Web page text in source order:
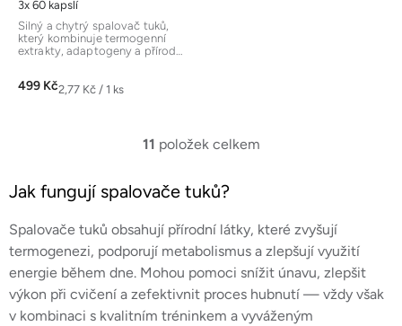
3x 60 kapslí
produktu
je
z
499 KčMěrná
2,77 Kč / 1 ks
Silný a chytrý spalovač tuků,
který kombinuje termogenní
extrakty, adaptogeny a přírodní
O
l
d
a
c
í
p
11 položek celkem
Jak fungují spalovače tuků?
Spalovače tuků obsahují přírodní látky, které zvyšují
termogenezi, podporují metabolismus a zlepšují využití
energie během dne. Mohou pomoci snížit únavu, zlepšit
výkon při cvičení a zefektivnit proces hubnutí — vždy však
v kombinaci s kvalitním tréninkem a vyváženým